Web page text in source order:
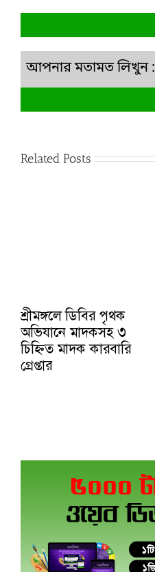
আপনার মতামত লিখুন :
Related Posts
শ্রীমঙ্গলে ডিবির পৃথক
অভিযানে মাদকসহ ৩
চিহ্নিত মাদক কারবারি
গ্রেপ্তার